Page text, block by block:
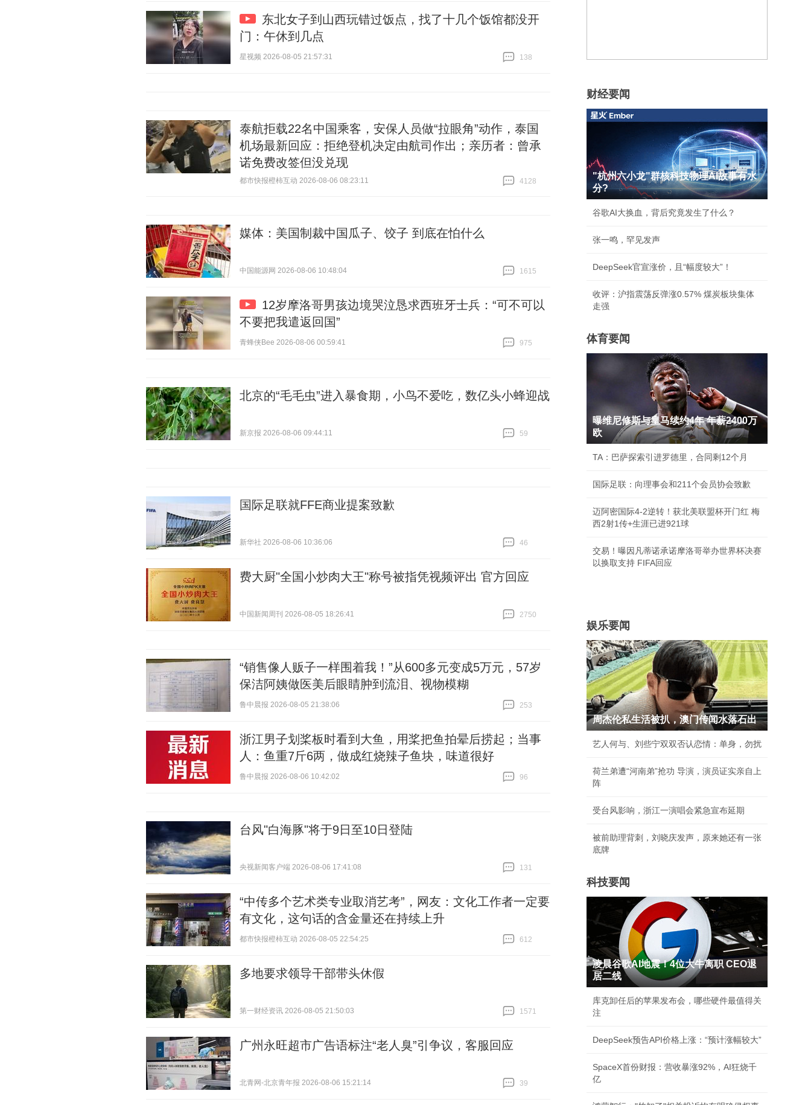
东北女子到山西玩错过饭点，找了十几个饭馆都没开
门：午休到几点
星视频 2026-08-05 21:57:31
138
泰航拒载22名中国乘客，安保人员做“拉眼角”动作，泰国
机场最新回应：拒绝登机决定由航司作出；亲历者：曾承
诺免费改签但没兑现
都市快报橙柿互动 2026-08-06 08:23:11
4128
媒体：美国制裁中国瓜子、饺子 到底在怕什么
中国能源网 2026-08-06 10:48:04
1615
12岁摩洛哥男孩边境哭泣恳求西班牙士兵：“可不可以
不要把我遣返回国”
青蜂侠Bee 2026-08-06 00:59:41
975
北京的“毛毛虫”进入暴食期，小鸟不爱吃，数亿头小蜂迎战
新京报 2026-08-06 09:44:11
59
国际足联就FFE商业提案致歉
新华社 2026-08-06 10:36:06
46
费大厨"全国小炒肉大王"称号被指凭视频评出 官方回应
中国新闻周刊 2026-08-05 18:26:41
2750
“销售像人贩子一样围着我！”从600多元变成5万元，57岁
保洁阿姨做医美后眼睛肿到流泪、视物模糊
鲁中晨报 2026-08-05 21:38:06
253
浙江男子划桨板时看到大鱼，用桨把鱼拍晕后捞起；当事
人：鱼重7斤6两，做成红烧辣子鱼块，味道很好
鲁中晨报 2026-08-06 10:42:02
96
台风"白海豚"将于9日至10日登陆
央视新闻客户端 2026-08-06 17:41:08
131
“中传多个艺术类专业取消艺考”，网友：文化工作者一定要
有文化，这句话的含金量还在持续上升
都市快报橙柿互动 2026-08-05 22:54:25
612
多地要求领导干部带头休假
第一财经资讯 2026-08-05 21:50:03
1571
广州永旺超市广告语标注“老人臭”引争议，客服回应
北青网-北京青年报 2026-08-06 15:21:14
39
财经要闻
"杭州六小龙"群核科技物理AI故事有水
分?
谷歌AI大换血，背后究竟发生了什么？
张一鸣，罕见发声
DeepSeek官宣涨价，且“幅度较大”！
收评：沪指震荡反弹涨0.57% 煤炭板块集体
走强
体育要闻
曝维尼修斯与皇马续约4年 年薪2400万
欧
TA：巴萨探索引进罗德里，合同剩12个月
国际足联：向理事会和211个会员协会致歉
迈阿密国际4-2逆转！获北美联盟杯开门红 梅
西2射1传+生涯已进921球
交易！曝因凡蒂诺承诺摩洛哥举办世界杯决赛
以换取支持 FIFA回应
娱乐要闻
周杰伦私生活被扒，澳门传闻水落石出
艺人何与、刘些宁双双否认恋情：单身，勿扰
荷兰弟遭“河南弟”抢功 导演，演员证实亲自上
阵
受台风影响，浙江一演唱会紧急宣布延期
被前助理背刺，刘晓庆发声，原来她还有一张
底牌
科技要闻
凌晨谷歌AI地震！4位大牛离职 CEO退
居二线
库克卸任后的苹果发布会，哪些硬件最值得关
注
DeepSeek预告API价格上涨：“预计涨幅较大”
SpaceX首份财报：营收暴涨92%，AI狂烧千
亿